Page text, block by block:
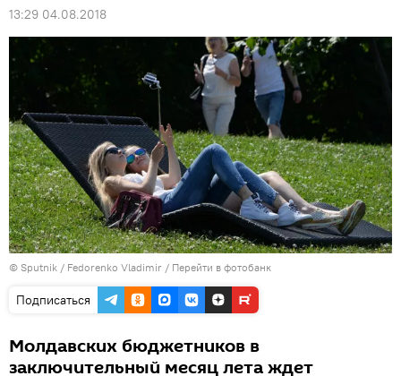
13:29 04.08.2018
© Sputnik / Fedorenko Vladimir / Перейти в фотобанк
Подписаться
Молдавских бюджетников в
заключительный месяц лета ждет